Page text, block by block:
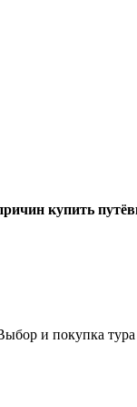
купить
и покупка тура